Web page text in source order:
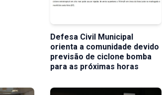
Defesa Civil Municipal
orienta a comunidade devido
previsão de ciclone bomba
para as próximas horas